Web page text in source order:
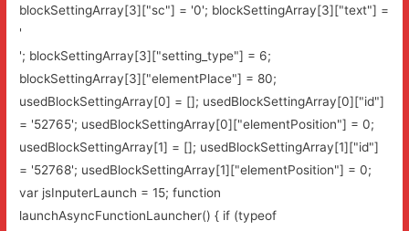
blockSettingArray[3]["sc"] = '0'; blockSettingArray[3]["text"] =
'
'; blockSettingArray[3]["setting_type"] = 6;
blockSettingArray[3]["elementPlace"] = 80;
usedBlockSettingArray[0] = []; usedBlockSettingArray[0]["id"]
= '52765'; usedBlockSettingArray[0]["elementPosition"] = 0;
usedBlockSettingArray[1] = []; usedBlockSettingArray[1]["id"]
= '52768'; usedBlockSettingArray[1]["elementPosition"] = 0;
var jsInputerLaunch = 15; function
launchAsyncFunctionLauncher() { if (typeof